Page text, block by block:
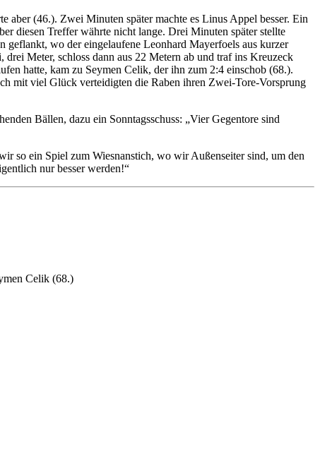
aber (46.). Zwei Minuten später machte es Linus Appel besser. Ein
diesen Treffer währte nicht lange. Drei Minuten später stellte
geflankt, wo der eingelaufene Leonhard Mayerfoels aus kurzer
Meter, schloss dann aus 22 Metern ab und traf ins Kreuzeck
hatte, kam zu Seymen Celik, der ihn zum 2:4 einschob (68.).
mit viel Glück verteidigten die Raben ihren Zwei-Tore-Vorsprung
Bällen, dazu ein Sonntagsschuss: „Vier Gegentore sind
so ein Spiel zum Wiesnanstich, wo wir Außenseiter sind, um den
nur besser werden!“
Celik (68.)